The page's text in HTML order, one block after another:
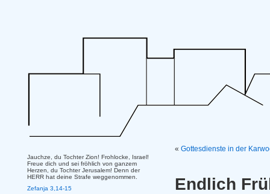
« Gottesdienste in der
Endlich
Jauchze, du Tochter Zion! Frohlocke, Israel!
Freue dich und sei fröhlich von ganzem
Herzen, du Tochter Jerusalem! Denn der
HERR hat deine Strafe weggenommen.
Zefanja 3,14-15